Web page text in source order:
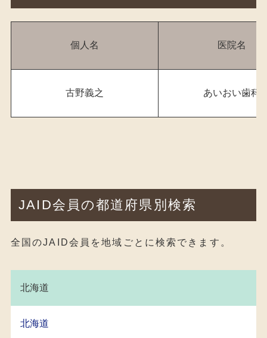
個人名 医院名
古野義之 あいおい歯科
JAID会員の都道府県別検索
全国のJAID会員を地域ごとに検索できます。
北海道
北海道